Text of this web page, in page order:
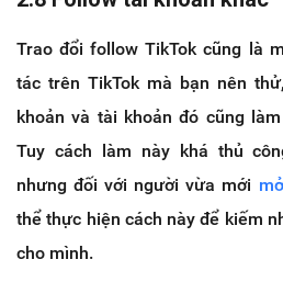
Trao đổi follow TikTok cũng là
tác trên TikTok mà bạn nên
khoản và tài khoản đó cũng
Tuy cách làm này khá thủ
nhưng đối với người vừa mới
thể thực hiện cách này để kiếm
cho mình.